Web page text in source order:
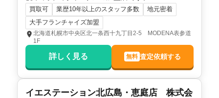
買取可 業歴10年以上のスタッフ多数
地元密着
大手フランチャイズ加盟
北海道札幌市中央区北一条西十九丁目2-5 MODENA表参道
1F
詳しく見る 無料 査定依頼する
イエステーション北広島・恵庭店 株式会